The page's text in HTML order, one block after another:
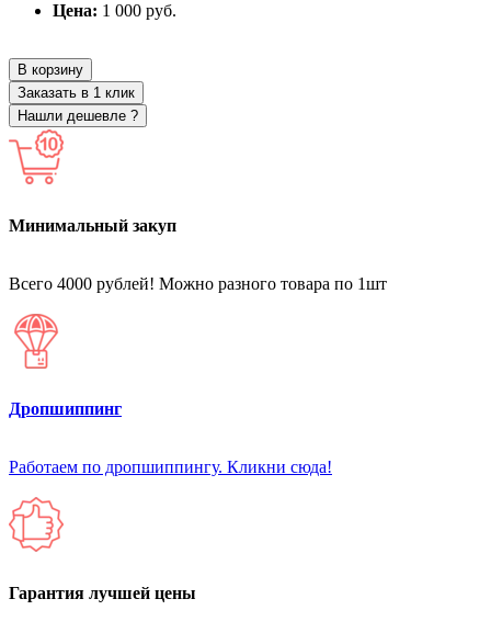
Цена: 1 000 руб.
В корзину
Заказать в 1 клик
Нашли дешевле ?
Минимальный закуп
Всего 4000 рублей! Можно разного товара по 1шт
Дропшиппинг
Работаем по дропшиппингу. Кликни сюда!
Гарантия лучшей цены